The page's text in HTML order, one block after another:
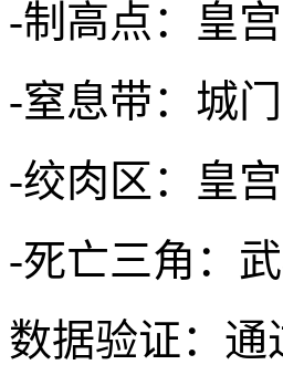
-制高点：皇
-窒息带：城
-绞肉区：皇
-死亡三角：
数据验证：通